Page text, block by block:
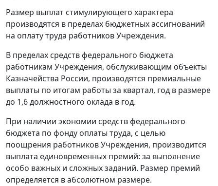
Размер выплат стимулирующего характера
производятся в пределах бюджетных ассигнований
на оплату труда работников Учреждения.
В пределах средств федерального бюджета
работникам Учреждения, обслуживающим объекты
Казначейства России, производятся премиальные
выплаты по итогам работы за квартал, год в размере
до 1,6 должностного оклада в год.
При наличии экономии средств федерального
бюджета по фонду оплаты труда, с целью
поощрения работников Учреждения, производится
выплата единовременных премий: за выполнение
особо важных и сложных заданий. Размер премий
определяется в абсолютном размере.